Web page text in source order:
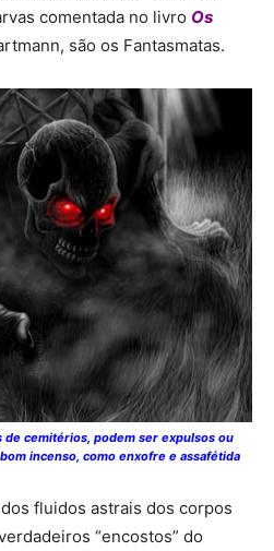
comentada no livro Os
são os Fantasmatas.
de cemitérios, podem ser expulsos ou
incenso, como enxofre e assafétida
fluidos astrais dos corpos
“encostos” do